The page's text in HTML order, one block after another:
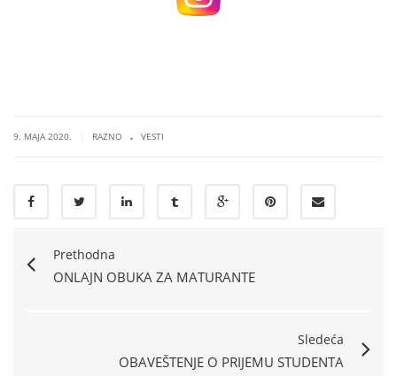
9. MAJA 2020. RAZNO . VESTI
Prethodna
ONLAJN OBUKA ZA MATURANTE
Sledeća
OBAVEŠTENJE O PRIJEMU STUDENTA